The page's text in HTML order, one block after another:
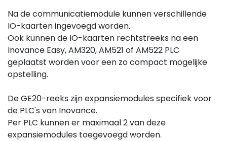
Na de communicatiemodule kunnen verschillende
IO-kaarten ingevoegd worden.
Ook kunnen de IO-kaarten rechtstreeks na een
Inovance Easy, AM320, AM521 of AM522 PLC
geplaatst worden voor een zo compact mogelijke
opstelling.
De GE20-reeks zijn expansiemodules specifiek voor
de PLC's van Inovance.
Per PLC kunnen er maximaal 2 van deze
expansiemodules toegevoegd worden.